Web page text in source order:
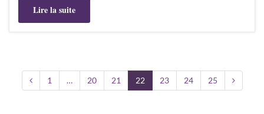
Lire la suite
1 … 20 21 22 23 24 25